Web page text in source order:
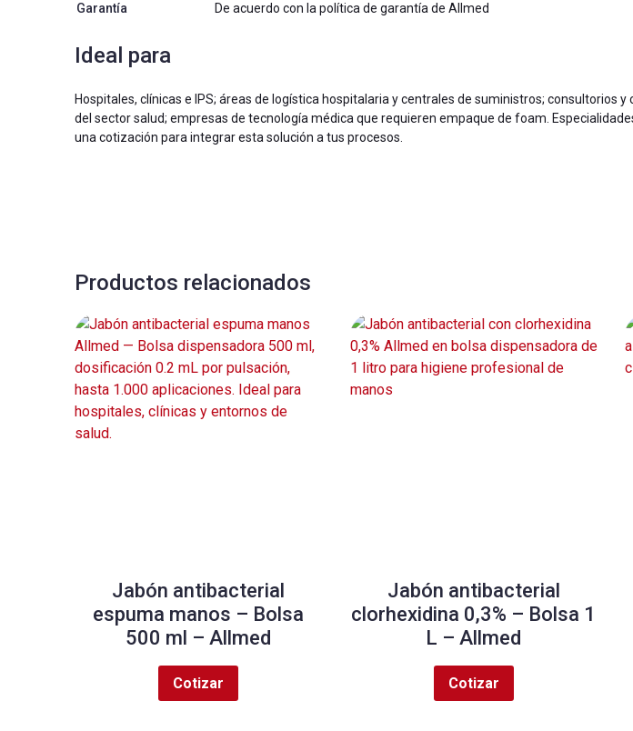
Garantía
De acuerdo con la política de garantía de Allmed
Ideal para
Hospitales, clínicas e IPS; áreas de logística hospitalaria y centrales de suministros;
del sector salud; empresas de tecnología médica que requieren empaque de foam.
una cotización para integrar esta solución a tus procesos.
Productos relacionados
Jabón antibacterial
espuma manos – Bolsa
500 ml – Allmed
Cotizar
Jabón antibacterial
clorhexidina 0,3% – Bolsa 1
L – Allmed
Cotizar